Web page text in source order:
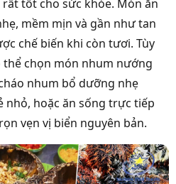
tốt cho sức khỏe. Món ăn
mềm mịn và gần như tan
chế biến khi còn tươi. Tùy
thể chọn món nhum nướng
nhum bổ dưỡng nhẹ
nhỏ, hoặc ăn sống trực tiếp
vẹn vị biển nguyên bản.